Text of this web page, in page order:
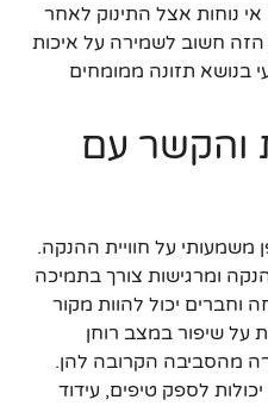
אי נוחות אצל התינוק לאחר
הזה חשוב לשמירה על איכות
בנושא תזונה ממומחים
והקשר עם
על חוויית ההנקה.
ומרגישות צורך בתמיכה
וחברים יכול להוות מקור
על שיפור במצב רוחן
מהסביבה הקרובה להן.
לספק טיפים, עידוד